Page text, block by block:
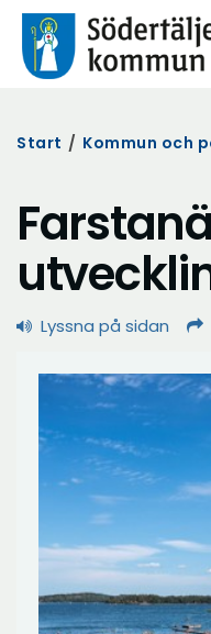
Start / Kommun och
Lyssna på sidan